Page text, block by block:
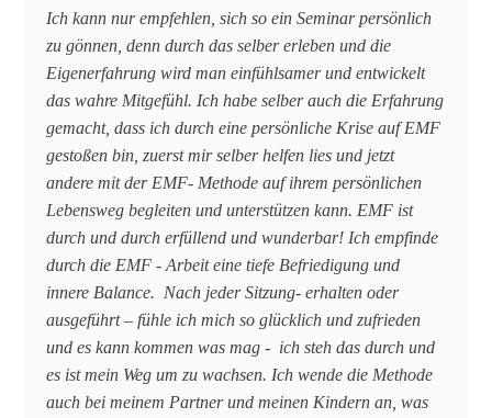
Ich kann nur empfehlen, sich so ein Seminar persönlich
zu gönnen, denn durch das selber erleben und die
Eigenerfahrung wird man einfühlsamer und entwickelt
das wahre Mitgefühl. Ich habe selber auch die Erfahrung
gemacht, dass ich durch eine persönliche Krise auf EMF
gestoßen bin, zuerst mir selber helfen lies und jetzt
andere mit der EMF- Methode auf ihrem persönlichen
Lebensweg begleiten und unterstützen kann. EMF ist
durch und durch erfüllend und wunderbar! Ich empfinde
durch die EMF - Arbeit eine tiefe Befriedigung und
innere Balance. Nach jeder Sitzung- erhalten oder
ausgeführt – fühle ich mich so glücklich und zufrieden
und es kann kommen was mag - ich steh das durch und
es ist mein Weg um zu wachsen. Ich wende die Methode
auch bei meinem Partner und meinen Kindern an, was